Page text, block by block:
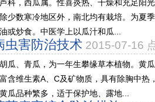
科，西瓜属。性喜炎热、干燥和充足阳
少数寒冷地区外，南北均有栽培。为夏
或炒食。中医学上以瓜汁和瓜...
虫害防治技术 2015-07-16
瓜、青瓜，为一年生攀缘草本植物。黄
含维生素A、C及矿物质，具有除胸中热
品种繁多，适于保护地、露地...